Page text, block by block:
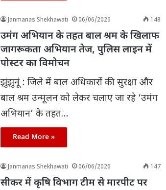
Janmanas Shekhawati 06/06/2026 148
उमंग अभियान के तहत बाल श्रम के खिलाफ
जागरूकता अभियान तेज, पुलिस लाइन में
पोस्टर का विमोचन
झुंझुनूं : जिले में बाल अधिकारों की सुरक्षा और
बाल श्रम उन्मूलन को लेकर चलाए जा रहे ‘उमंग
अभियान’ के तहत…
Read More »
Janmanas Shekhawati 06/06/2026 147
सीकर में कृषि विभाग टीम से मारपीट पर